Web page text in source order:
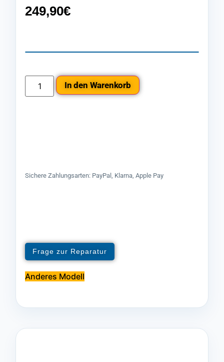
249,90€
In den Warenkorb
Sichere Zahlungsarten: PayPal, Klarna, Apple Pay
Frage zur Reparatur
Anderes Modell